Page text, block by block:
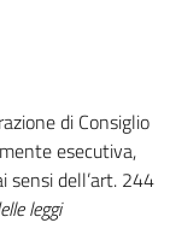
di Consiglio
esecutiva,
sensi dell’art. 244
leggi